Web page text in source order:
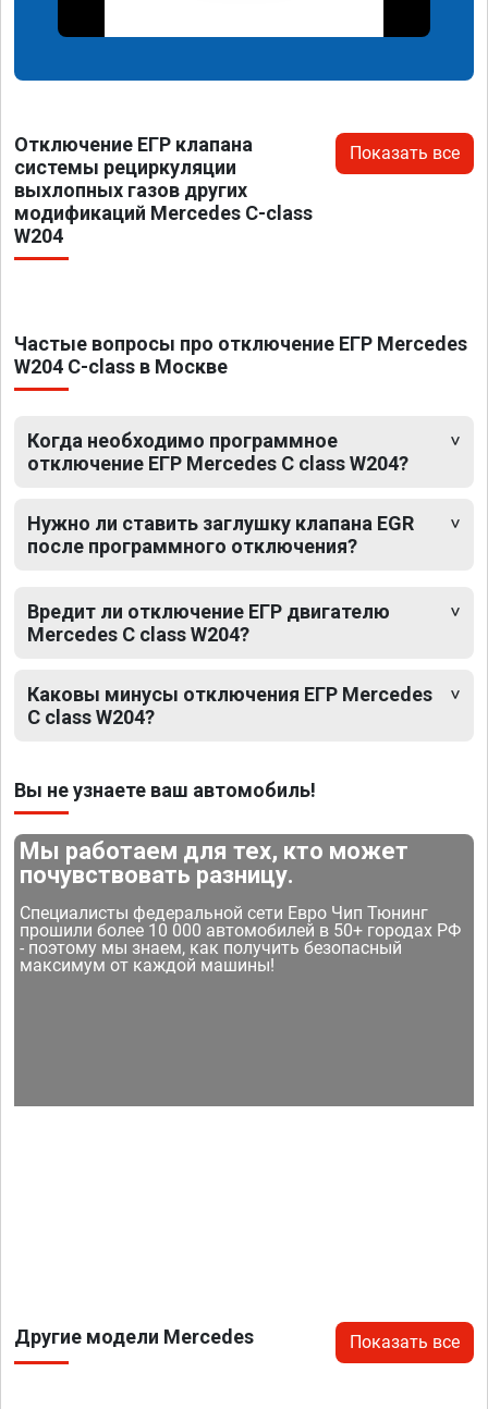
Отключение ЕГР клапана
системы рециркуляции
выхлопных газов других
модификаций Mercedes C-class
W204
Показать все
Частые вопросы про отключение ЕГР Mercedes
W204 C-class в Москве
Когда необходимо программное
отключение ЕГР Mercedes C class W204?
Нужно ли ставить заглушку клапана EGR
после программного отключения?
Вредит ли отключение ЕГР двигателю
Mercedes C class W204?
Каковы минусы отключения ЕГР Mercedes
C class W204?
Вы не узнаете ваш автомобиль!
Мы работаем для тех, кто может
почувствовать разницу.
Специалисты федеральной сети Евро Чип Тюнинг
прошили более 10 000 автомобилей в 50+ городах РФ
- поэтому мы знаем, как получить безопасный
максимум от каждой машины!
Другие модели Mercedes Показать все